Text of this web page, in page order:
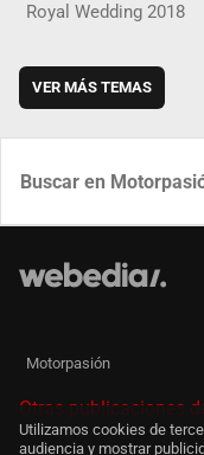
Royal Wedding 2018
VER MÁS TEMAS
Motorpasión
Otras publicaciones
Utilizamos cookies de
audiencia y mostrar